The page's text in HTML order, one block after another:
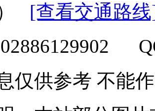
[查看交通路
仅供参考 不能